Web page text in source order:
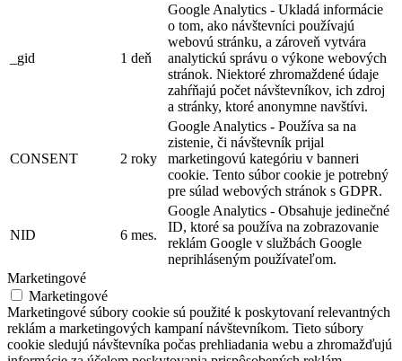
_gid 1 deň
Google Analytics - Ukladá informácie
o tom, ako návštevníci používajú
webovú stránku, a zároveň vytvára
analytickú správu o výkone webových
stránok. Niektoré zhromaždené údaje
zahŕňajú počet návštevníkov, ich zdroj
a stránky, ktoré anonymne navštívi.
CONSENT 2 roky
Google Analytics - Používa sa na
zistenie, či návštevník prijal
marketingovú kategóriu v banneri
cookie. Tento súbor cookie je potrebný
pre súlad webových stránok s GDPR.
NID 6 mes.
Google Analytics - Obsahuje jedinečné
ID, ktoré sa používa na zobrazovanie
reklám Google v službách Google
neprihláseným používateľom.
Marketingové
Marketingové
Marketingové súbory cookie sú použité k poskytovaní relevantných
reklám a marketingových kampaní návštevníkom. Tieto súbory
cookie sledujú návštevníka počas prehliadania webu a zhromažďujú